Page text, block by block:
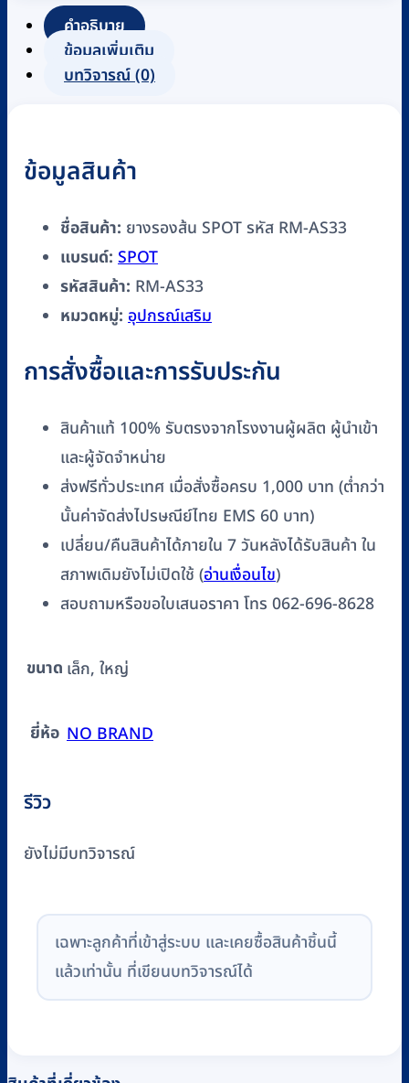
SPOT
รหัส
RM-
AS33
คำอธิบาย
ข้อมูลเพิ่มเติม
บทวิจารณ์ (0)
ข้อมูลสินค้า
ชื่อสินค้า: ยางรองส้น SPOT รหัส RM-AS33
แบรนด์: SPOT
รหัสสินค้า: RM-AS33
หมวดหมู่: อุปกรณ์เสริม
การสั่งซื้อและการรับประกัน
สินค้าแท้ 100% รับตรงจากโรงงานผู้ผลิต ผู้นำเข้า
และผู้จัดจำหน่าย
ส่งฟรีทั่วประเทศ เมื่อสั่งซื้อครบ 1,000 บาท (ต่ำกว่า
นั้นค่าจัดส่งไปรษณีย์ไทย EMS 60 บาท)
เปลี่ยน/คืนสินค้าได้ภายใน 7 วันหลังได้รับสินค้า ใน
สภาพเดิมยังไม่เปิดใช้ (อ่านเงื่อนไข)
สอบถามหรือขอใบเสนอราคา โทร 062-696-8628
ขนาด เล็ก, ใหญ่
ยี่ห้อ NO BRAND
รีวิว
ยังไม่มีบทวิจารณ์
เฉพาะลูกค้าที่เข้าสู่ระบบ และเคยซื้อสินค้าชิ้นนี้
แล้วเท่านั้น ที่เขียนบทวิจารณ์ได้